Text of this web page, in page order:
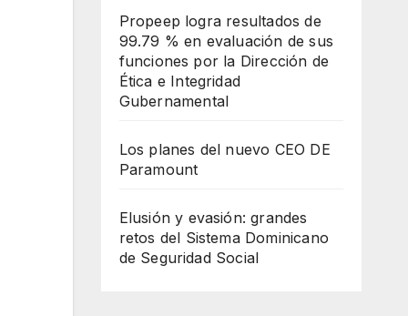
Propeep logra resultados de
99.79 % en evaluación de sus
funciones por la Dirección de
Ética e Integridad
Gubernamental
Los planes del nuevo CEO DE
Paramount
Elusión y evasión: grandes
retos del Sistema Dominicano
de Seguridad Social